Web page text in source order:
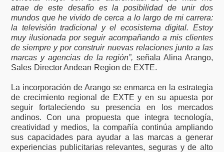
atrae de este desafío es la posibilidad de unir dos
mundos que he vivido de cerca a lo largo de mi carrera:
la televisión tradicional y el ecosistema digital. Estoy
muy ilusionada por seguir acompañando a mis clientes
de siempre y por construir nuevas relaciones junto a las
marcas y agencias de la región”, señala Alina Arango,
Sales Director Andean Region de EXTE.
La incorporación de Arango se enmarca en la estrategia
de crecimiento regional de EXTE y en su apuesta por
seguir fortaleciendo su presencia en los mercados
andinos. Con una propuesta que integra tecnología,
creatividad y medios, la compañía continúa ampliando
sus capacidades para ayudar a las marcas a generar
experiencias publicitarias relevantes, seguras y de alto